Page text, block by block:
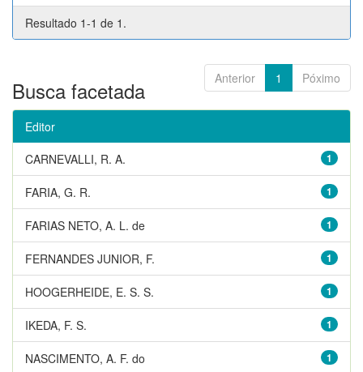
Resultado 1-1 de 1.
Anterior 1 Póximo
Busca facetada
Editor
1
CARNEVALLI, R. A.
1
FARIA, G. R.
1
FARIAS NETO, A. L. de
1
FERNANDES JUNIOR, F.
1
HOOGERHEIDE, E. S. S.
1
IKEDA, F. S.
1
NASCIMENTO, A. F. do